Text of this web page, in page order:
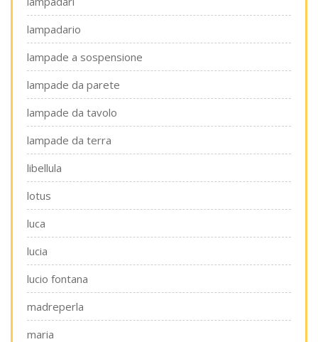
lampadario
lampade a sospensione
lampade da parete
lampade da tavolo
lampade da terra
libellula
lotus
luca
lucia
lucio fontana
madreperla
maria